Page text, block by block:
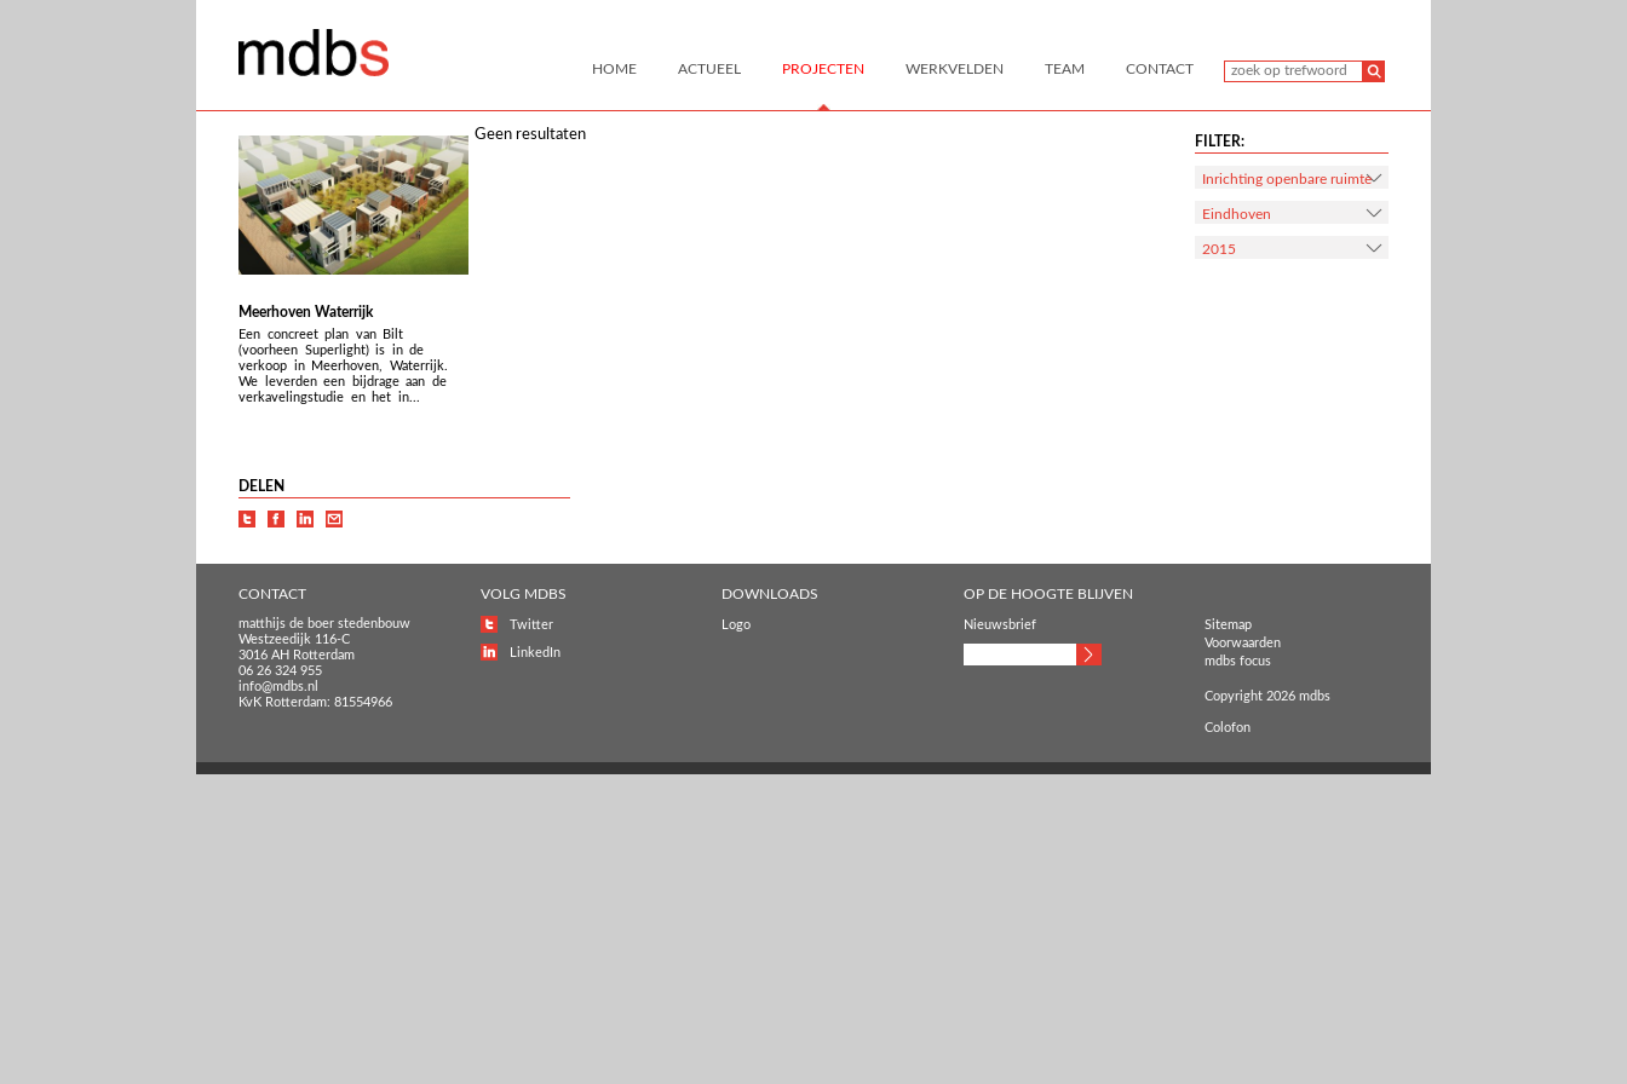
HOME ACTUEEL PROJECTEN WERKVELDEN TEAM CONTACT
Meerhoven Waterrijk
Een concreet plan van Bilt
(voorheen Superlight) is in de
verkoop in Meerhoven, Waterrijk.
We leverden een bijdrage aan de
verkavelingstudie en het in...
Geen resultaten
DELEN
FILTER:
Inrichting openbare ruimte
Eindhoven
2015
CONTACT
matthijs de boer stedenbouw
Westzeedijk 116-C
3016 AH Rotterdam
06 26 324 955
info@mdbs.nl
KvK Rotterdam: 81554966
VOLG MDBS
Twitter
LinkedIn
DOWNLOADS
Logo
OP DE HOOGTE BLIJVEN
Nieuwsbrief
Sitemap
Voorwaarden
mdbs focus
Copyright 2026 mdbs
Colofon